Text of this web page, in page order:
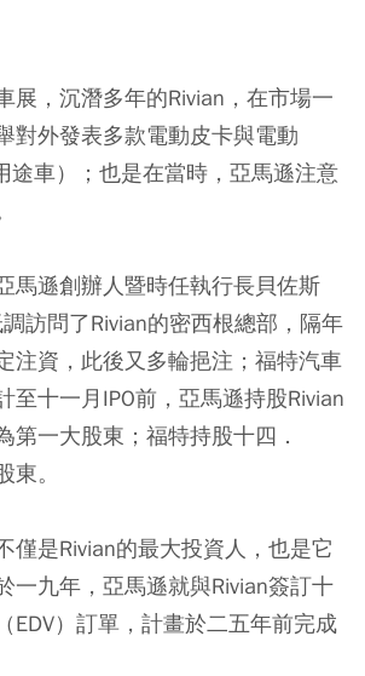
展，沉潛多年的Rivian，在市場一
對外發表多款電動皮卡與電動
途車）；也是在當時，亞馬遜注意
馬遜創辦人暨時任執行長貝佐斯
調訪問了Rivian的密西根總部，隔年
注資，此後又多輪挹注；福特汽車
至十一月IPO前，亞馬遜持股Rivian
第一大股東；福特持股十四．
。
僅是Rivian的最大投資人，也是它
一九年，亞馬遜就與Rivian簽訂十
EDV）訂單，計畫於二五年前完成